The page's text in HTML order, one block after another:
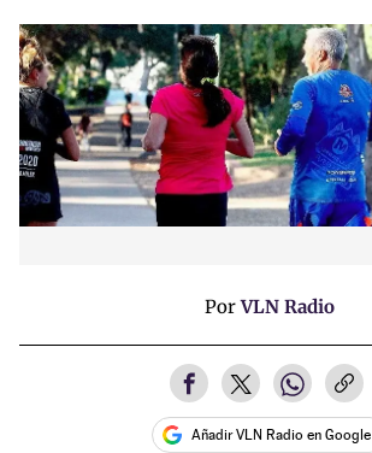
PorVLN Radio
Añadir VLN Radio en Google